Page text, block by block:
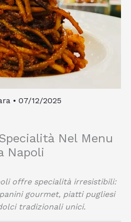
• 07/12/2025
Nel Menu
Napoli
offre specialità irresistibili:
gourmet, piatti pugliesi
tradizionali unici.